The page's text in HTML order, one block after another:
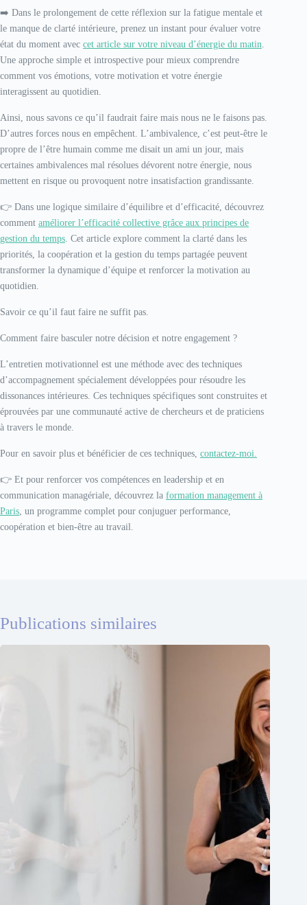
➡️ Dans le prolongement de cette réflexion sur la fatigue mentale et
le manque de clarté intérieure, prenez un instant pour évaluer votre
état du moment avec cet article sur votre niveau d’énergie du matin.
Une approche simple et introspective pour mieux comprendre
comment vos émotions, votre motivation et votre énergie
interagissent au quotidien.
Ainsi, nous savons ce qu’il faudrait faire mais nous ne le faisons pas.
D’autres forces nous en empêchent. L’ambivalence, c’est peut-être le
propre de l’être humain comme me disait un ami un jour, mais
certaines ambivalences mal résolues dévorent notre énergie, nous
mettent en risque ou provoquent notre insatisfaction grandissante.
👉 Dans une logique similaire d’équilibre et d’efficacité, découvrez
comment améliorer l’efficacité collective grâce aux principes de
gestion du temps. Cet article explore comment la clarté dans les
priorités, la coopération et la gestion du temps partagée peuvent
transformer la dynamique d’équipe et renforcer la motivation au
quotidien.
Savoir ce qu’il faut faire ne suffit pas.
Comment faire basculer notre décision et notre engagement ?
L’entretien motivationnel est une méthode avec des techniques
d’accompagnement spécialement développées pour résoudre les
dissonances intérieures. Ces techniques spécifiques sont construites et
éprouvées par une communauté active de chercheurs et de praticiens
à travers le monde.
Pour en savoir plus et bénéficier de ces techniques, contactez-moi.
👉 Et pour renforcer vos compétences en leadership et en
communication managériale, découvrez la formation management à
Paris, un programme complet pour conjuguer performance,
coopération et bien-être au travail.
Publications similaires